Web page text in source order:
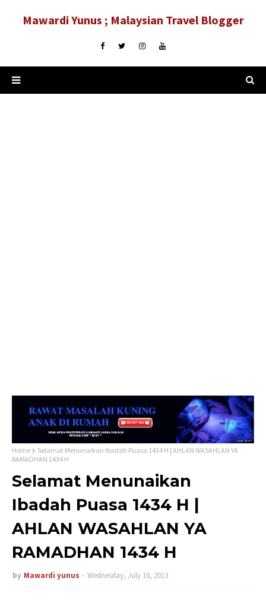
Mawardi Yunus ; Malaysian Travel Blogger
Home
Selamat Menunaikan Ibadah Puasa 1434 H | AHLAN WASAHLAN YA
RAMADHAN 1434 H
Selamat Menunaikan
Ibadah Puasa 1434 H |
AHLAN WASAHLAN YA
RAMADHAN 1434 H
by Mawardi yunus Wednesday, July 10, 2013